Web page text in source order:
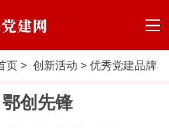
页 >创新活动 >优秀党建品牌
鄂创先锋